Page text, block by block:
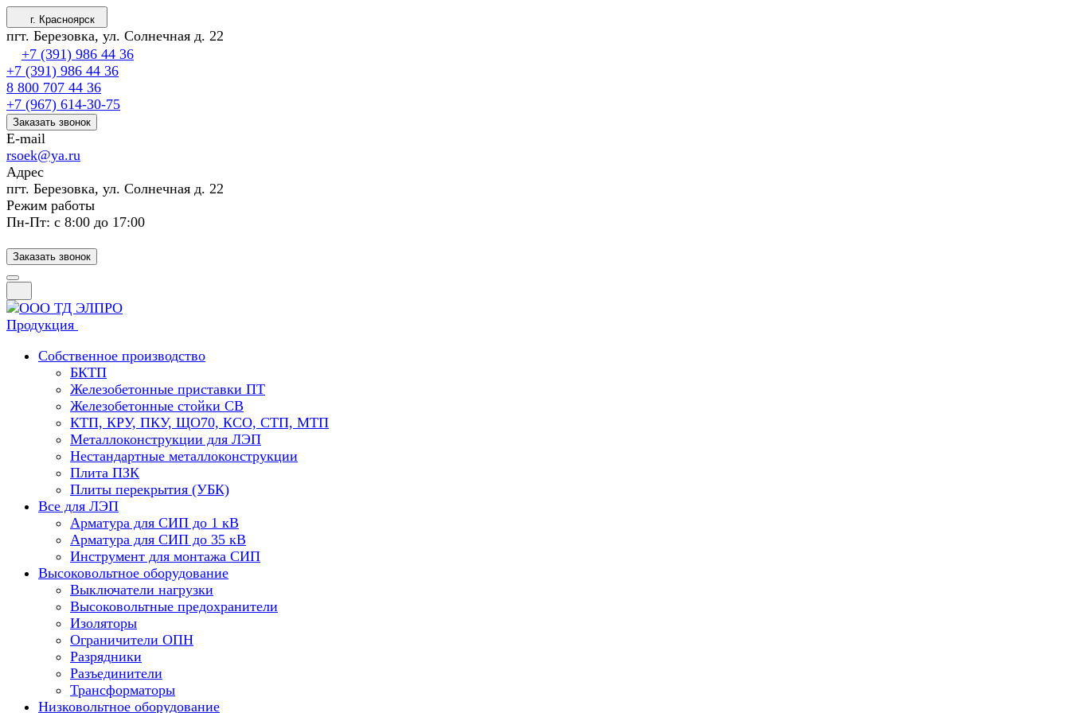
г. Красноярск
пгт. Березовка, ул. Солнечная д. 22
+7 (391) 986 44 36
+7 (391) 986 44 36
8 800 707 44 36
+7 (967) 614-30-75
Заказать звонок
E-mail
rsoek@ya.ru
Адрес
пгт. Березовка, ул. Солнечная д. 22
Режим работы
Пн-Пт: с 8:00 до 17:00
Заказать звонок
Продукция
Собственное производство
БКТП
Железобетонные приставки ПТ
Железобетонные стойки СВ
КТП, КРУ, ПКУ, ЩО70, КСО, СТП, МТП
Металлоконструкции для ЛЭП
Нестандартные металлоконструкции
Плита ПЗК
Плиты перекрытия (УБК)
Все для ЛЭП
Арматура для СИП до 1 кВ
Арматура для СИП до 35 кВ
Инструмент для монтажа СИП
Высоковольтное оборудование
Выключатели нагрузки
Высоковольтные предохранители
Изоляторы
Ограничители ОПН
Разрядники
Разъединители
Трансформаторы
Низковольтное оборудование